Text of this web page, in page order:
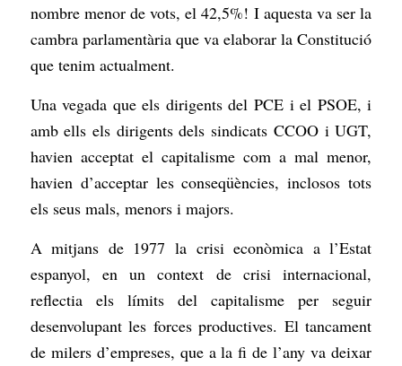
nombre menor de vots, el 42,5%! I aquesta va ser la
cambra parlamentària que va elaborar la Constitució
que tenim actualment.
Una vegada que els dirigents del PCE i el PSOE, i
amb ells els dirigents dels sindicats CCOO i UGT,
havien acceptat el capitalisme com a mal menor,
havien d’acceptar les conseqüències, inclosos tots
els seus mals, menors i majors.
A mitjans de 1977 la crisi econòmica a l’Estat
espanyol, en un context de crisi internacional,
reflectia els límits del capitalisme per seguir
desenvolupant les forces productives. El tancament
de milers d’empreses, que a la fi de l’any va deixar